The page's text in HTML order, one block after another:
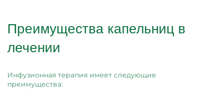
Преимущества капельниц в
лечении
Инфузионная терапия имеет следующие
преимущества: